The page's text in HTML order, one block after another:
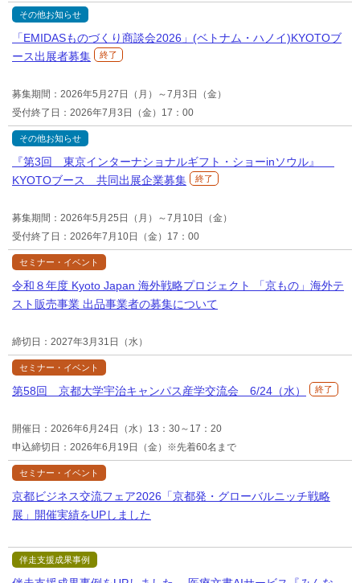
その他お知らせ
「EMIDASものづくり商談会2026」(ベトナム・ハノイ)KYOTOブ
ース出展者募集
終了
募集期間：2026年5月27日（月）～7月3日（金）
受付終了日：2026年7月3日（金）17：00
その他お知らせ
『第3回 東京インターナショナルギフト・ショーinソウル』
KYOTOブース 共同出展企業募集
終了
募集期間：2026年5月25日（月）～7月10日（金）
受付終了日：2026年7月10日（金）17：00
セミナー・イベント
令和８年度 Kyoto Japan 海外戦略プロジェクト 「京もの」海外テ
スト販売事業 出品事業者の募集について
締切日：2027年3月31日（水）
セミナー・イベント
第58回 京都大学宇治キャンパス産学交流会 6/24（水） 終了
開催日：2026年6月24日（水）13：30～17：20
申込締切日：2026年6月19日（金）※先着60名まで
セミナー・イベント
京都ビジネス交流フェア2026「京都発・グローバルニッチ戦略
展」開催実績をUPしました
伴走支援成果事例